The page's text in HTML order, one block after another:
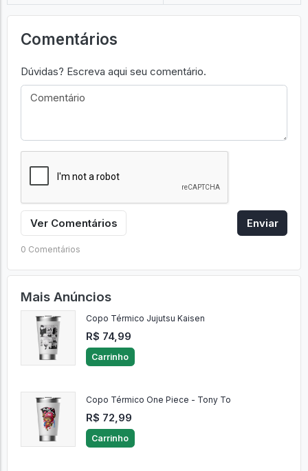
Comentários
Dúvidas? Escreva aqui seu comentário.
Ver Comentários Enviar
0 Comentários
Mais Anúncios
Copo Térmico Jujutsu Kaisen
R$ 74,99
Carrinho
Copo Térmico One Piece - Tony To
R$ 72,99
Carrinho